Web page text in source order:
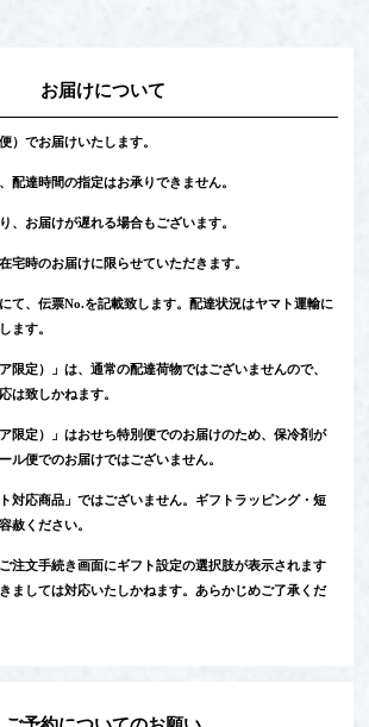
お届けについて
）でお届けいたします。
配達時間の指定はお承りできません。
、お届けが遅れる場合もございます。
宅時のお届けに限らせていただきます。
て、伝票No.を記載致します。配達状況はヤマト運輸に
ます。
限定）」は、通常の配達荷物ではございませんので、
は致しかねます。
限定）」はおせち特別便でのお届けのため、保冷剤が
ル便でのお届けではございません。
対応商品」ではございません。ギフトラッピング・短
赦ください。
注文手続き画面にギフト設定の選択肢が表示されます
ましては対応いたしかねます。あらかじめご了承くだ